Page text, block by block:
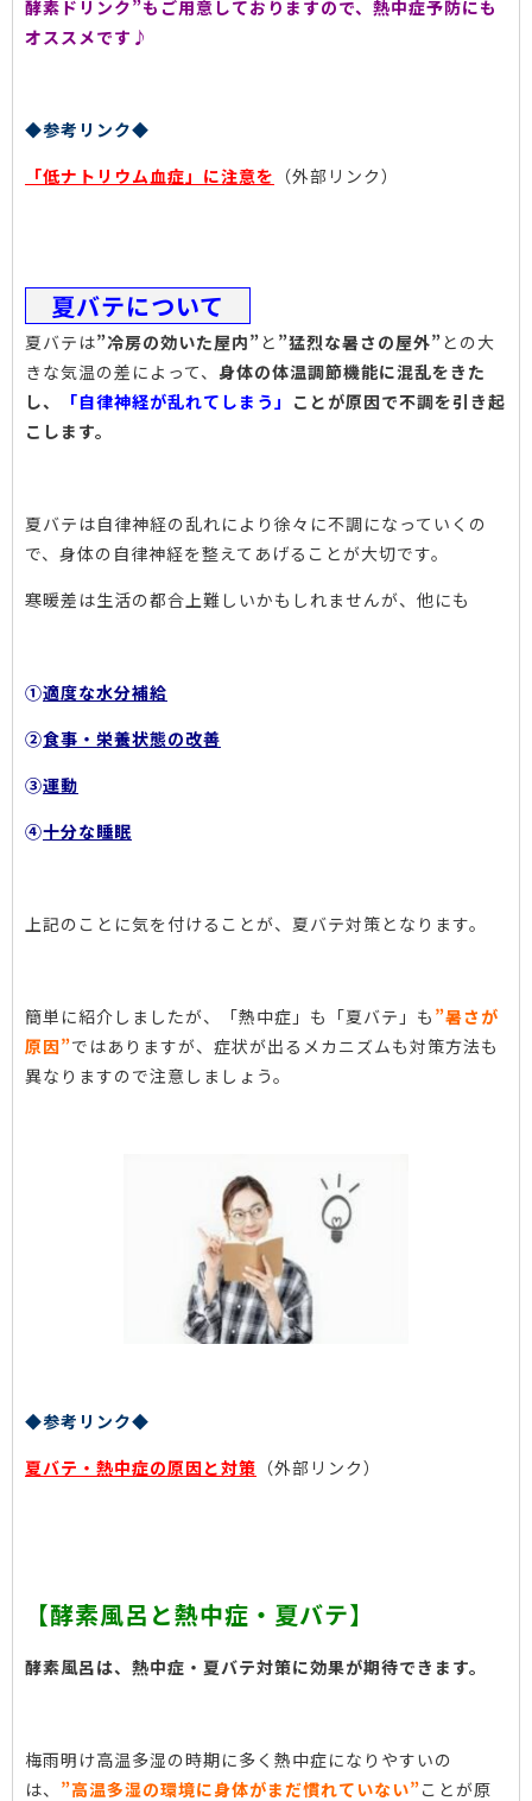
酵素ドリンク”もご用意しておりますので、熱中症予防にも
オススメです♪
◆参考リンク◆
「低ナトリウム血症」に注意を （外部リンク）
夏バテについて
夏バテは”冷房の効いた屋内”と ”猛烈な暑さの屋外”との大
きな気温の差によって、 身体の体温調節機能に混乱をきた
し、
「自律神経が乱れてしまう」 ことが原因で不調を引き起
こします。
夏バテは自律神経の乱れにより徐々に不調になっていくの
で、身体の自律神経を整えてあげることが大切です。
寒暖差は生活の都合上難しいかもしれませんが、他にも
①適度な水分補給
②食事・栄養状態の改善
③運動
④十分な睡眠
上記のことに気を付けることが、夏バテ対策となります。
簡単に紹介しましたが、「熱中症」も「夏バテ」も ”暑さが
原因”ではありますが、症状が出るメカニズムも対策方法も
異なりますので注意しましょう。
◆参考リンク◆
夏バテ・熱中症の原因と対策 （外部リンク）
【酵素風呂と熱中症・夏バテ】
酵素風呂は、熱中症・夏バテ対策に効果が期待できます。
梅雨明け高温多湿の時期に多く熱中症になりやすいの
は、 ”高温多湿の環境に身体がまだ慣れていない”ことが原